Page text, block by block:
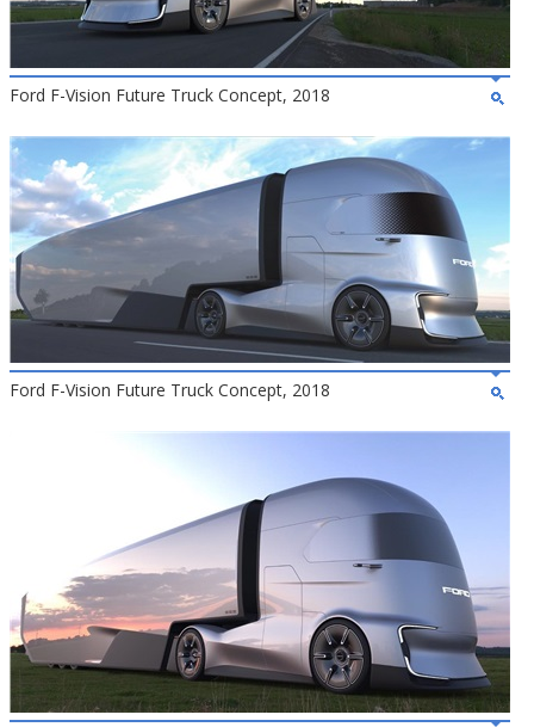
Ford F-Vision Future Truck Concept, 2018
Ford F-Vision Future Truck Concept, 2018